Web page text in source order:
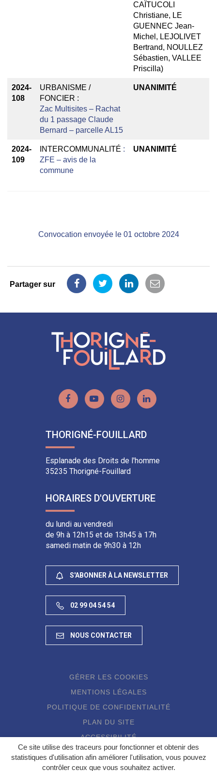
Ce site utilise des traceurs pour fonctionner et obtenir des
statistiques d'utilisation afin améliorer l'utilisation, vous pouvez
contrôler ceux que vous souhaitez activer.
CAÏTUCOLI
Christiane, LE
GUENNEC Jean-
Michel, LEJOLIVET
Bertrand, NOULLEZ
Sébastien, VALLEE
Priscilla)
2024-
108
URBANISME /
FONCIER :
Zac Multisites – Rachat
du 1 passage Claude
Bernard – parcelle AL15
UNANIMITÉ
2024-
109
INTERCOMMUNALITÉ :
ZFE – avis de la
commune
UNANIMITÉ
Convocation envoyée le 01 octobre 2024
Partager sur
PartagerPartagerPartagerPartager
Lien
le
compte
Lien
la
chaîne
Lien
le
compte
Lien
THORIGNÉ-FOUILLARD
Esplanade des Droits de l'homme
35235 Thorigné-Fouillard
HORAIRES D'OUVERTURE
du lundi au vendredi
de 9h à 12h15 et de 13h45 à 17h
samedi matin de 9h30 à 12h
S'ABONNER À LA NEWSLETTER
02 99 04 54 54
NOUS CONTACTER
GÉRER LES COOKIES
MENTIONS LÉGALES
POLITIQUE DE CONFIDENTIALITÉ
PLAN DU SITE
ACCESSIBILITÉ